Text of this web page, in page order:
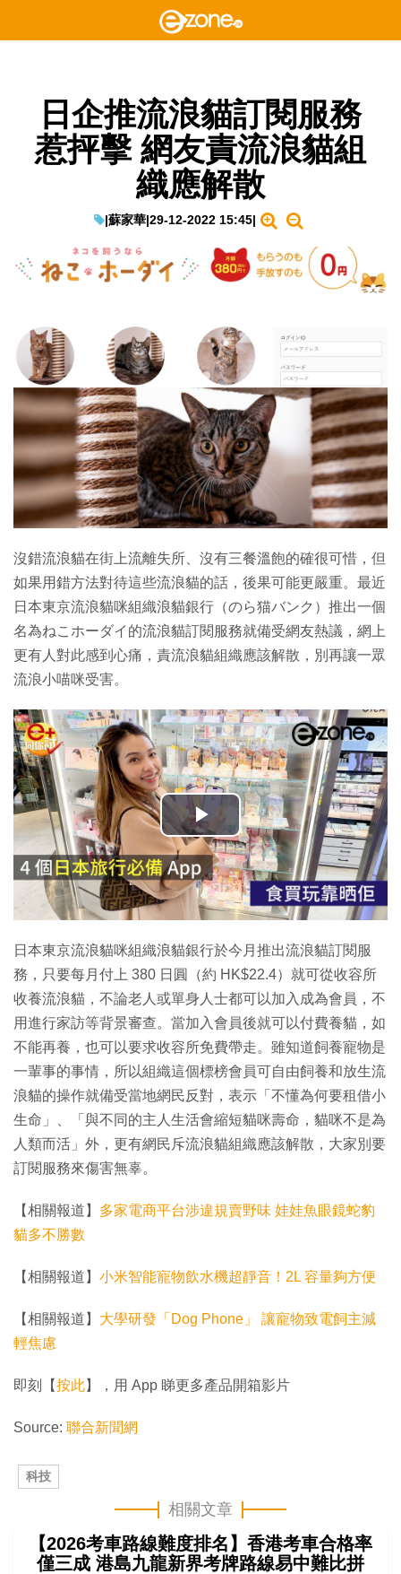
日企推流浪貓訂閱服務
惹抨擊 網友責流浪貓組
織應解散
|蘇家華|29-12-2022 15:45|
沒錯流浪貓在街上流離失所、沒有三餐溫飽的確很可惜，但
如果用錯方法對待這些流浪貓的話，後果可能更嚴重。最近
日本東京流浪貓咪組織浪貓銀行（のら猫バンク）推出一個
名為ねこホーダイ的流浪貓訂閱服務就備受網友熱議，網上
更有人對此感到心痛，責流浪貓組織應該解散，別再讓一眾
流浪小喵咪受害。
播
放
影
片
日本東京流浪貓咪組織浪貓銀行於今月推出流浪貓訂閱服
務，只要每月付上 380 日圓（約 HK$22.4）就可從收容所
收養流浪貓，不論老人或單身人士都可以加入成為會員，不
用進行家訪等背景審查。當加入會員後就可以付費養貓，如
不能再養，也可以要求收容所免費帶走。雖知道飼養寵物是
一輩事的事情，所以組織這個標榜會員可自由飼養和放生流
浪貓的操作就備受當地網民反對，表示「不懂為何要租借小
生命」、「與不同的主人生活會縮短貓咪壽命，貓咪不是為
人類而活」外，更有網民斥流浪貓組織應該解散，大家別要
訂閱服務來傷害無辜。
【相關報道】 多家電商平台涉違規賣野味 娃娃魚眼鏡蛇豹
貓多不勝數
【相關報道】 小米智能寵物飲水機超靜音！2L 容量夠方便
【相關報道】 大學研發「Dog Phone」 讓寵物致電飼主減
輕焦慮
即刻【按此】，用 App 睇更多產品開箱影片
Source: 聯合新聞網
科技
相關文章
【2026考車路線難度排名】香港考車合格率
僅三成 港島九龍新界考牌路線易中難比拼